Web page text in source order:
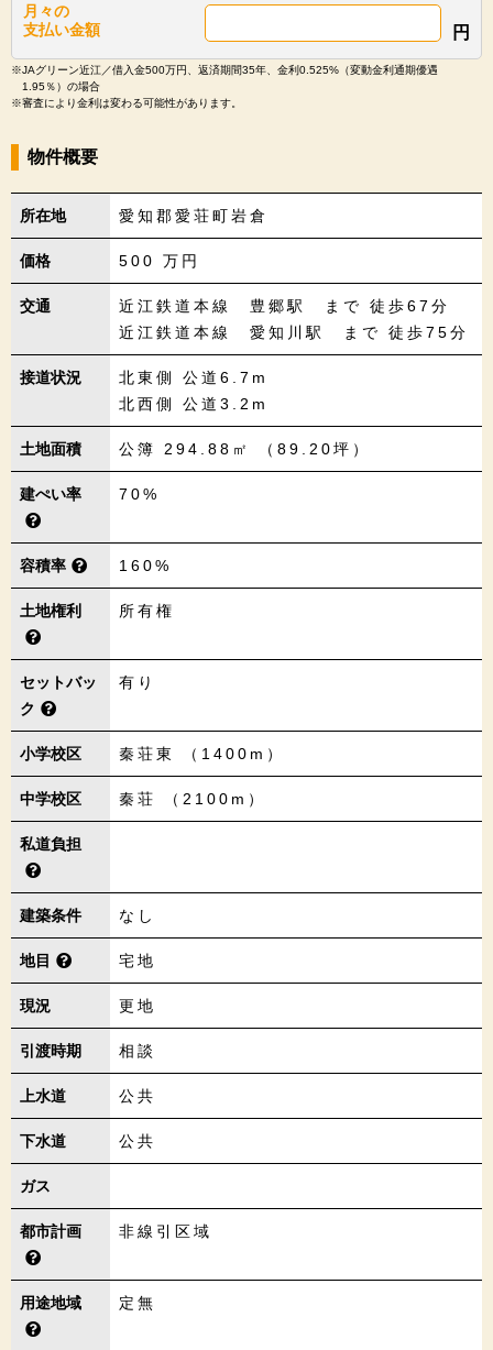
月々の
支払い金額
円
※JAグリーン近江／借入金500万円、返済期間35年、金利0.525%（変動金利通期優遇
1.95％）の場合
※審査により金利は変わる可能性があります。
物件概要
所在地 愛知郡愛荘町岩倉
価格 500 万円
交通
近江鉄道本線 豊郷駅 まで 徒歩67分
近江鉄道本線 愛知川駅 まで 徒歩75分
接道状況
北東側 公道6.7m
北西側 公道3.2m
土地面積 公簿 294.88㎡ （89.20坪）
建ぺい率 70%
容積率 160%
土地権利 所有権
セットバッ
ク
有り
小学校区 秦荘東 （1400m）
中学校区 秦荘 （2100m）
私道負担
建築条件 なし
地目 宅地
現況 更地
引渡時期 相談
上水道 公共
下水道 公共
ガス
都市計画 非線引区域
用途地域 定無